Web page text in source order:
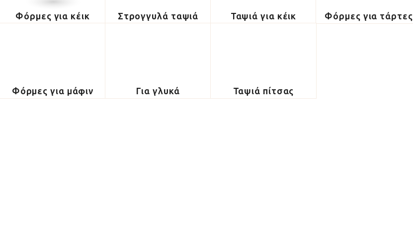
Φόρμες για κέικ Στρογγυλά ταψιά Ταψιά για κέικ Φόρμες για τάρτες
Φόρμες για μάφιν Για γλυκά Ταψιά πίτσας